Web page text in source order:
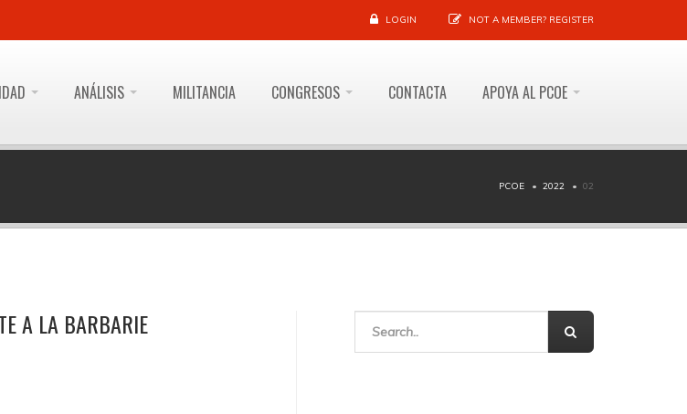
LOGIN NOT A MEMBER? REGISTER
ANÁLISIS MILITANCIA CONGRESOS CONTACTA APOYA AL PCOE
PCOE 2022 02
A LA BARBARIE